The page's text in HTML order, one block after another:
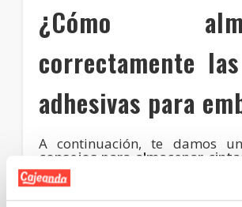
¿Cómo
correctamente
adhesivas para
A continuación, te damos
consejos para almacenar
para embalaje que te
su calidad y a prolongar su
paso del tiempo.